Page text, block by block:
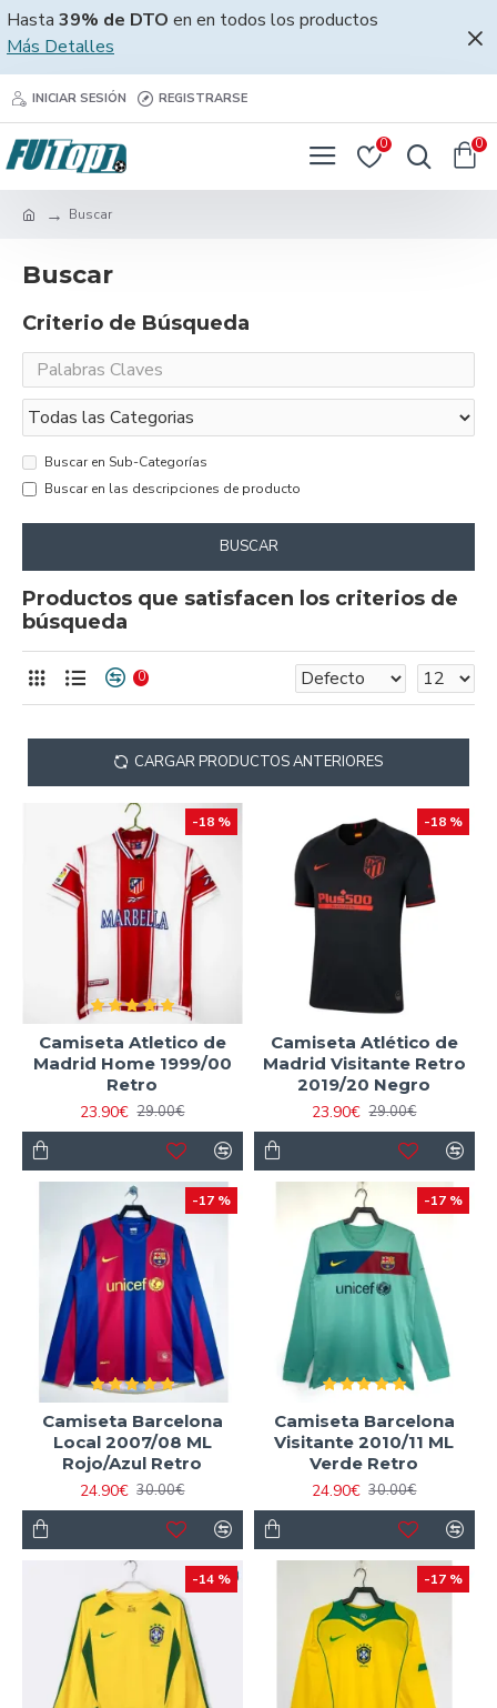
Hasta 39% de DTO en en todos los productos
Más Detalles
INICIAR SESIÓN REGISTRARSE
0 0
Buscar
Buscar
Criterio de Búsqueda
Buscar en Sub-Categorías
Buscar en las descripciones de producto
BUSCAR
Productos que satisfacen los criterios de
búsqueda
0
CARGAR PRODUCTOS ANTERIORES
-18 %
Camiseta Atletico de
Madrid Home 1999/00
Retro
23.90€ 29.00€
-18 %
Camiseta Atlético de
Madrid Visitante Retro
2019/20 Negro
23.90€ 29.00€
-17 %
Camiseta Barcelona
Local 2007/08 ML
Rojo/Azul Retro
24.90€ 30.00€
-17 %
Camiseta Barcelona
Visitante 2010/11 ML
Verde Retro
24.90€ 30.00€
-14 % -17 %